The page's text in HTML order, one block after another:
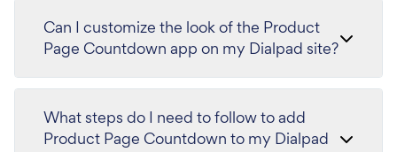
Can I customize the look of the Product
Page Countdown app on my Dialpad site?
What steps do I need to follow to add
Product Page Countdown to my Dialpad